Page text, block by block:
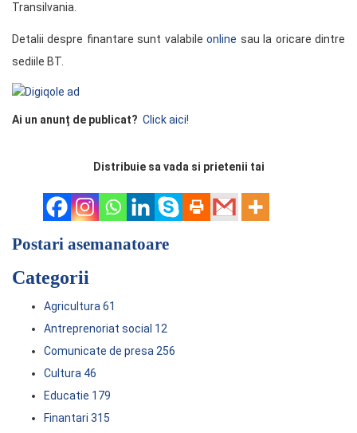
Transilvania.
Detalii despre finantare sunt valabileonline sau la oricare dintre
sediile BT.
Ai un anunț de publicat? Click aici!
Distribuie sa vada si prietenii tai
Postari asemanatoare
Categorii
Agricultura 61
Antreprenoriat social 12
Comunicate de presa 256
Cultura 46
Educatie 179
Finantari 315